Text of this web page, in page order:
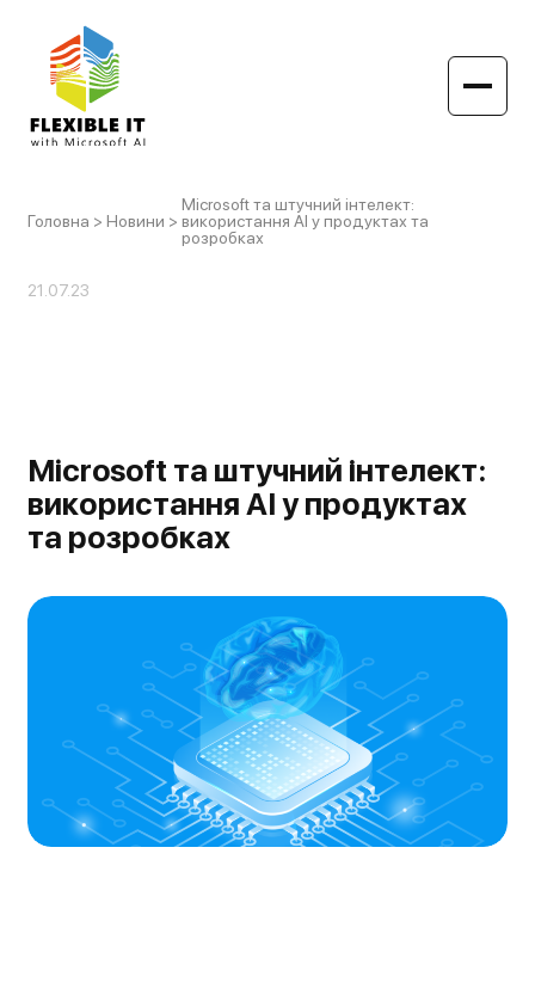
Головна > Новини >
Microsoft та штучний інтелект:
використання AI у продуктах та
розробках
21.07.23
Microsoft та штучний інтелект:
використання AI у продуктах
та розробках